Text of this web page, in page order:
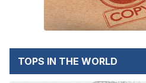
TOPS IN THE WORLD